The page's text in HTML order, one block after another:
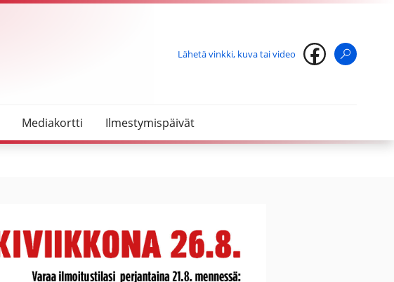
Lähetä vinkki, kuva tai video
Mediakortti Ilmestymispäivät